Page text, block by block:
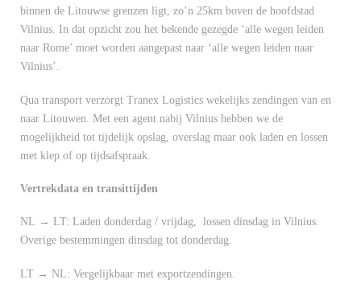
binnen de Litouwse grenzen ligt, zo’n 25km boven de hoofdstad
Vilnius. In dat opzicht zou het bekende gezegde ‘alle wegen leiden
naar Rome’ moet worden aangepast naar ‘alle wegen leiden naar
Vilnius’.
Qua transport verzorgt Tranex Logistics wekelijks zendingen van en
naar Litouwen. Met een agent nabij Vilnius hebben we de
mogelijkheid tot tijdelijk opslag, overslag maar ook laden en lossen
met klep of op tijdsafspraak.
Vertrekdata en transittijden
NL → LT: Laden donderdag / vrijdag, lossen dinsdag in Vilnius.
Overige bestemmingen dinsdag tot donderdag.
LT → NL: Vergelijkbaar met exportzendingen.